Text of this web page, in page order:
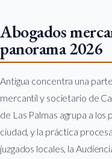
Abogados
panorama 2026
Antigua concentra una
mercantil y societario de
de Las Palmas agrupa a
ciudad, y la práctica
juzgados locales, la